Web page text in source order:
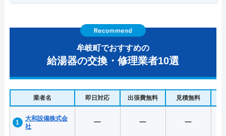
牟岐町でおすすめの
給湯器の交換・修理業者10選
業者名 即日対応 出張費無料 見積無料
大和設備株式会
社
ー ー ー